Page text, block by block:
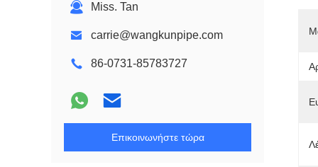
Miss. Tan
carrie@wangkunpipe.com
86-0731-85783727
Επικοινωνήστε τώρα